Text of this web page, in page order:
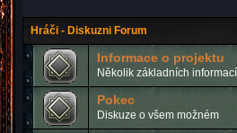
Hráči - Diskuzni Forum
Informace o projektu
Několik základních
Pokec
Diskuze o všem možném